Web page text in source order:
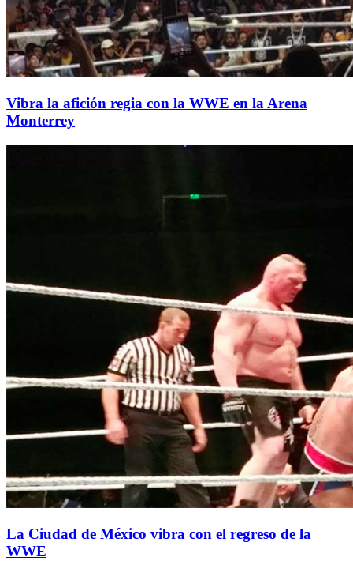
Vibra la afición regia con la WWE en la Arena
Monterrey
La Ciudad de México vibra con el regreso de la
WWE